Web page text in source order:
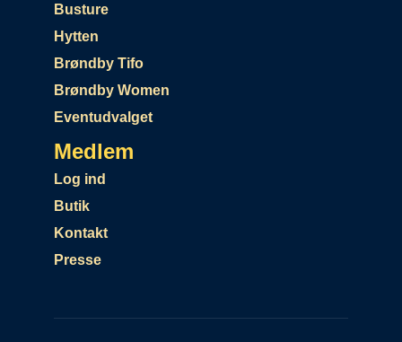
Busture
Hytten
Brøndby Tifo
Brøndby Women
Eventudvalget
Medlem
Log ind
Butik
Kontakt
Presse